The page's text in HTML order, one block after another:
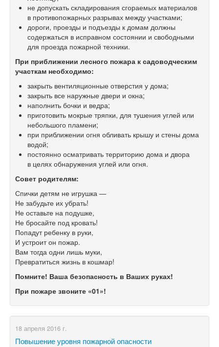
не допускать складирования сгораемых материалов
в противопожарных разрывах между участками;
дороги, проезды и подъезды к домам должны
содержаться в исправном состоянии и свободными
для проезда пожарной техники.
При приближении лесного пожара к садоводческим
участкам необходимо:
закрыть вентиляционные отверстия у дома;
закрыть все наружные двери и окна;
наполнить бочки и ведра;
приготовить мокрые тряпки, для тушения углей или
небольшого пламени;
при приближении огня обливать крышу и стены дома
водой;
постоянно осматривать территорию дома и двора
в целях обнаружения углей или огня.
Совет родителям:
Спички детям не игрушка —
Не забудьте их убрать!
Не оставьте на подушке,
Не бросайте под кровать!
Попадут ребенку в руки,
И устроит он пожар.
Вам тогда одни лишь муки,
Превратиться жизнь в кошмар!
Помните! Ваша безопасность в Ваших руках!
При пожаре звоните «01»!
18 апреля 2016 г.
Повышение уровня пожарной опасности